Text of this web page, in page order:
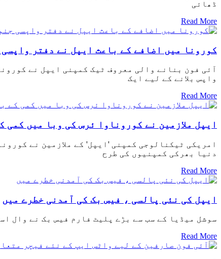
ڈھائی
Read More
کورونا میں اضافے کے باعث ایپل نے دفتر
واپس بلانے کے لیے ایک
Read More
ایپل ملازمین نے کوروناوا ئرس کی وبا میں کمی
امریکی ٹیکنالوجی کمپنی 'ایپل' کے ملازمین نے
دنیا بھرکی کمپنیوں کی طرح
Read More
ایپل کی نئی پالسی ، فیس بک کی آمدنی خطرے میں
سوشل میڈیا کے سب سے بڑے پلیٹ فارم فیس بک نے وال
Read More